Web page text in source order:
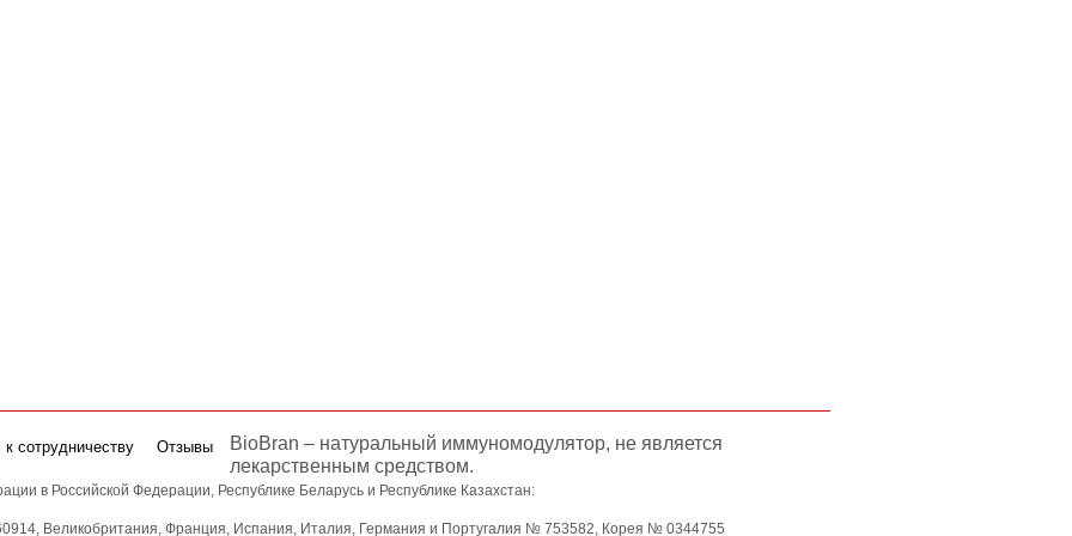
сотрудничеству Отзывы
BioBran – натуральный иммуномодулятор, не является
лекарственным средством.
в Российской Федерации, Республике Беларусь и Республике Казахстан:
Великобритания, Франция, Испания, Италия, Германия и Португалия № 753582, Корея № 0344755